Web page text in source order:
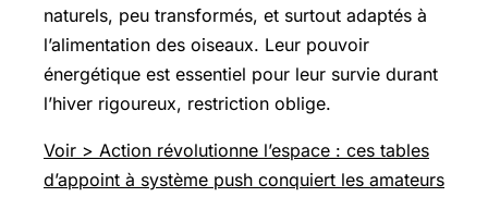
naturels, peu transformés, et surtout adaptés à
l’alimentation des oiseaux. Leur pouvoir
énergétique est essentiel pour leur survie durant
l’hiver rigoureux, restriction oblige.
Voir > Action révolutionne l’espace : ces tables
d’appoint à système push conquiert les amateurs